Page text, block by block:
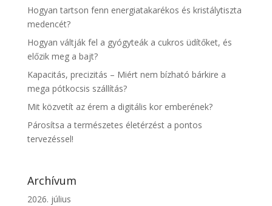
Hogyan tartson fenn energiatakarékos és kristálytiszta
medencét?
Hogyan váltják fel a gyógyteák a cukros üdítőket, és
előzik meg a bajt?
Kapacitás, precizitás – Miért nem bízható bárkire a
mega pótkocsis szállítás?
Mit közvetít az érem a digitális kor emberének?
Párosítsa a természetes életérzést a pontos
tervezéssel!
Archívum
2026. július